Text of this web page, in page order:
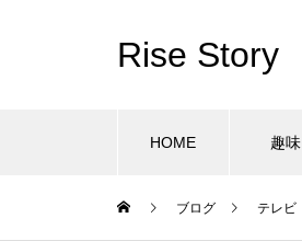
Rise Story
HOME 趣味
ブログ テレビ